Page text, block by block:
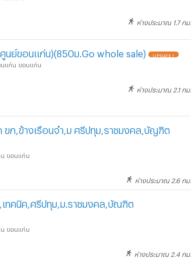
ห่างประมาณ 1.7 กม.
นย์ขอนแก่น)(850ม.Go whole sale) UPDATE !
นแก่น ขอนแก่น
ห่างประมาณ 2.1 กม.
ขก,ข้างเรือนจำ,ม ศรีปทุม,ราชมงคล,บัญฑิต
น ขอนแก่น
ห่างประมาณ 2.6 กม.
ทคนิค,ศรีปทุม,ม.ราชมงคล,บัณฑิต
น ขอนแก่น
ห่างประมาณ 2.4 กม.